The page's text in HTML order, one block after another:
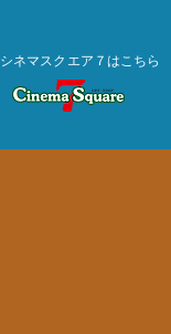
シネマスクエア７はこちら